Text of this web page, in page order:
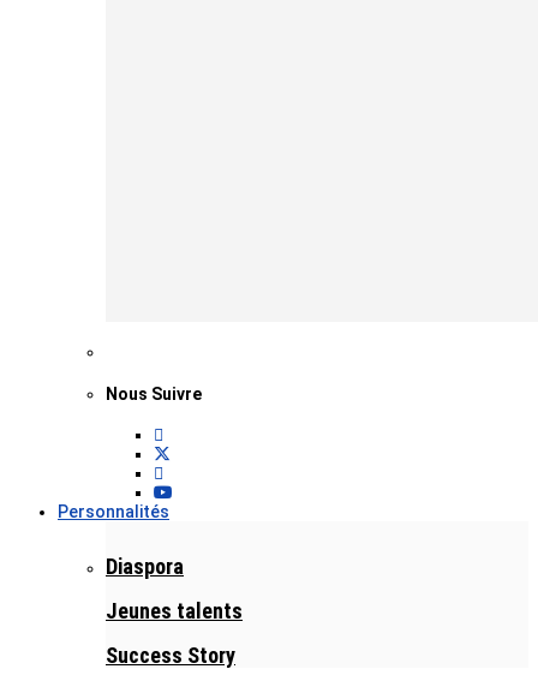
Nous Suivre
Personnalités
Diaspora
Jeunes talents
Success Story